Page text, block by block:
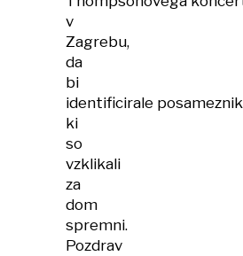
v
Zagrebu,
da
bi
identificirale
ki
so
vzklikali
za
dom
spremni.
Pozdrav